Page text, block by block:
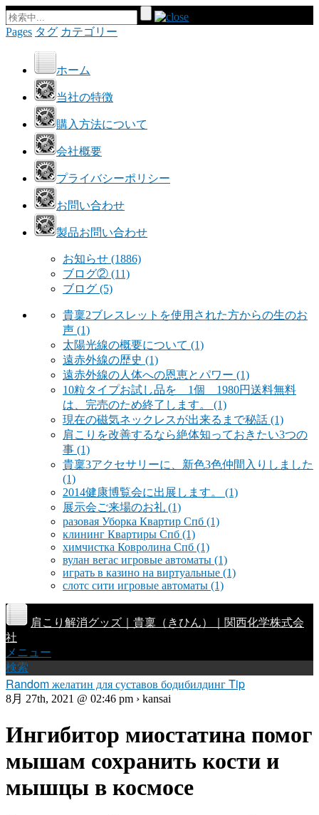
Pages タグ カテゴリー
ホーム
当社の特徴
購入方法について
会社概要
プライバシーポリシー
お問い合わせ
製品お問い合わせ
お知らせ (1886)
ブログ② (11)
ブログ (5)
貴稟2ブレスレットを使用された方からの生のお
声 (1)
太陽光線の概要について (1)
遠赤外線の歴史 (1)
遠赤外線の人体への恩恵とパワー (1)
10粒タイプお試し品を 1個 1980円送料無料
は、完売のため終了します。 (1)
現在の磁気ネックレスが出来るまで秘話 (1)
肩こりを改善するなら絶体知っておきたい3つの
事 (1)
貴稟3アクセサリーに、新色3色仲間入りしました
(1)
2014健康博覧会に出展します。 (1)
展示会ご来場のお礼 (1)
разовая Уборка Квартир Спб (1)
клининг Квартиры Спб (1)
химчистка Ковролина Спб (1)
вулан вегас игровые автоматы (1)
играть в казино на виртуальные (1)
слотс сити игровые автоматы (1)
肩こり解消グッズ｜貴稟（きひん）｜関西化学株式会
社
メニュー
検索
Random желатин для суставов бодибилдинг Tip
8月 27th, 2021 @ 02:46 pm › kansai
Ингибитор миостатина помог
мышам сохранить кости и
мышцы в космосе